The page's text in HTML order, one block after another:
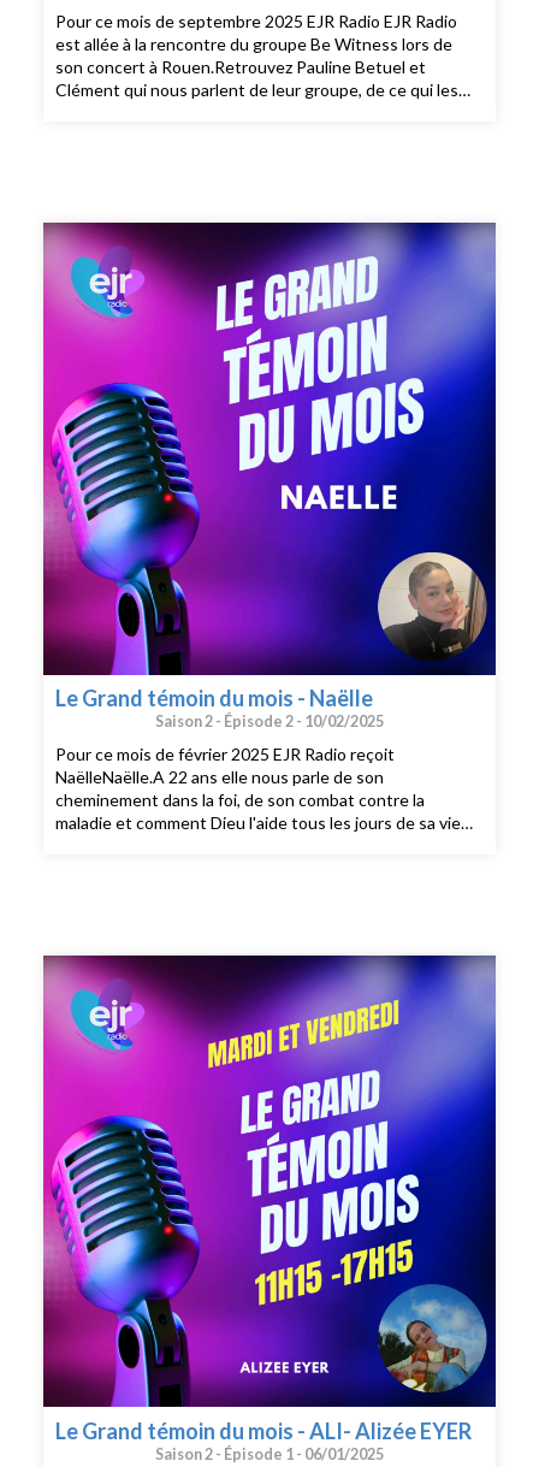
Pour ce mois de septembre 2025 EJR Radio EJR Radio
est allée à la rencontre du groupe Be Witness lors de
son concert à Rouen.Retrouvez Pauline Betuel et
Clément qui nous parlent de leur groupe, de ce qui les
Le Grand témoin du mois - Naëlle
Saison 2 - Épisode 2 - 10/02/2025
Pour ce mois de février 2025 EJR Radio reçoit
NaëlleNaëlle.A 22 ans elle nous parle de son
cheminement dans la foi, de son combat contre la
maladie et comment Dieu l'aide tous les jours de sa vie
Le Grand témoin du mois - ALI- Alizée EYER
Saison 2 - Épisode 1 - 06/01/2025